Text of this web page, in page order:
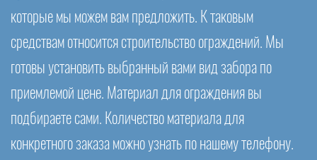
которые мы можем вам предложить. К таковым
средствам относится строительство ограждений. Мы
готовы установить выбранный вами вид забора по
приемлемой цене. Материал для ограждения вы
подбираете сами. Количество материала для
конкретного заказа можно узнать по нашему телефону.